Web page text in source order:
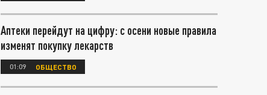
Аптеки перейдут на цифру: с осени новые правила
изменят покупку лекарств
01:09 ОБЩЕСТВО